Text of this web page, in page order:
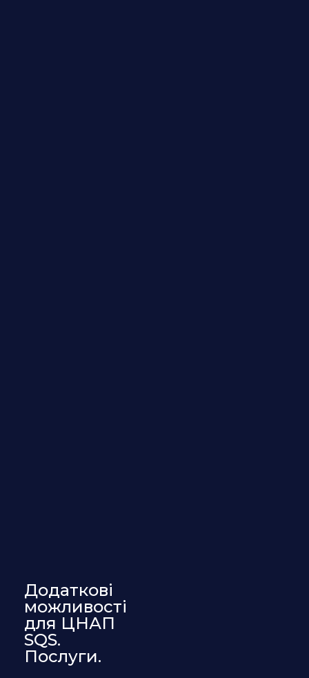
Додаткові
можливості
для ЦНАП
SQS.
Послуги.